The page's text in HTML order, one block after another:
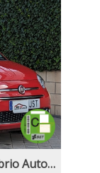
FIAT 500 1.2 8V 69CV Lounge Cabrio Automático